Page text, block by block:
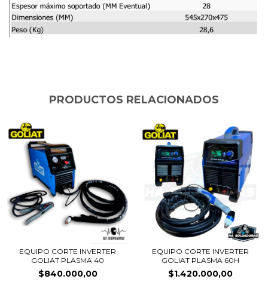
PRODUCTOS RELACIONADOS
EQUIPO CORTE INVERTER
GOLIAT PLASMA 40
$840.000,00
EQUIPO CORTE INVERTER
GOLIAT PLASMA 60H
$1.420.000,00